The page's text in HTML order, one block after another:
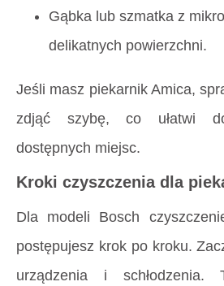
Gąbka lub szmatka z
delikatnych powierzchni.
Jeśli masz piekarnik Amica,
zdjąć szybę, co ułatwi
dostępnych miejsc.
Kroki czyszczenia dla
Dla modeli Bosch
postępujesz krok po kroku.
urządzenia i schłodzenia.